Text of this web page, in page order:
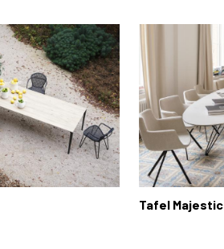
Tafel Majestic